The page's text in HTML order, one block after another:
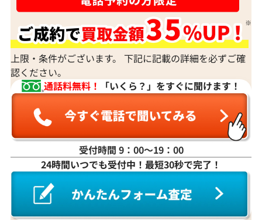
上限・条件がございます。 下記に記載の詳細を必ずご確
認ください。
通話料無料！
「いくら？」をすぐに聞けます！
受付時間 9：00〜19：00
24時間いつでも受付中！最短30秒で完了！